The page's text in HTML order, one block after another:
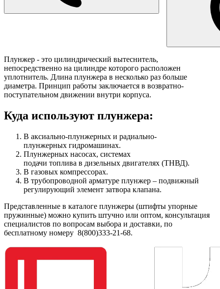
Плунжер - это цилиндрический вытеснитель,
непосредственно на цилиндре которого расположен
уплотнитель. Длина плунжера в несколько раз больше
диаметра. Принцип работы заключается в возвратно-
поступательном движении внутри корпуса.
Куда используют плунжера:
В аксиально-плунжерных и радиально-
плунжерных гидромашинах.
Плунжерных насосах, системах
подачи топлива в дизельных двигателях (ТНВД).
В газовых компрессорах.
В трубопроводной арматуре плунжер – подвижный
регулирующий элемент затвора клапана.
Представленные в каталоге плунжеры (штифты упорные
пружинные) можно купить штучно или оптом, консультация
специалистов по вопросам выбора и доставки, по
бесплатному номеру 8(800)333-21-68.